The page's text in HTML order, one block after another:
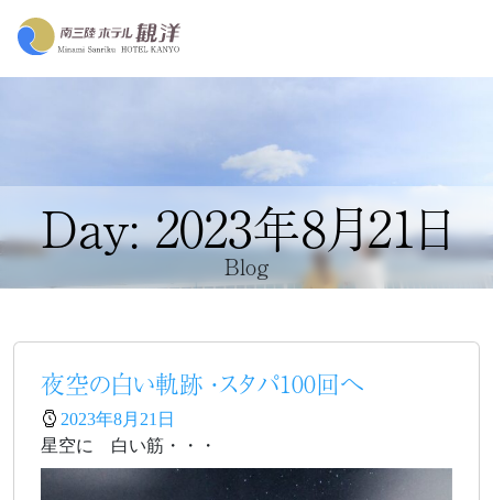
Day: 2023年8月21日
Blog
夜空の白い軌跡 ・スタパ100回へ
2023年8月21日
星空に 白い筋・・・